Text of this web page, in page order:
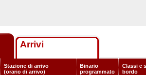
Arrivi
Stazione di arrivo
(orario di arrivo)
Binario
programmato
Classi e
bordo